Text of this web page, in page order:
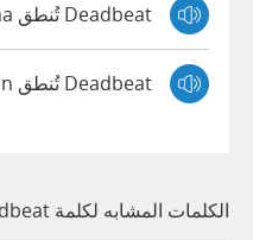
Deadbeat تُنطق Emma
Deadbeat تُنطق Brian
الكلمات المشابه لكلمة Deadbeat